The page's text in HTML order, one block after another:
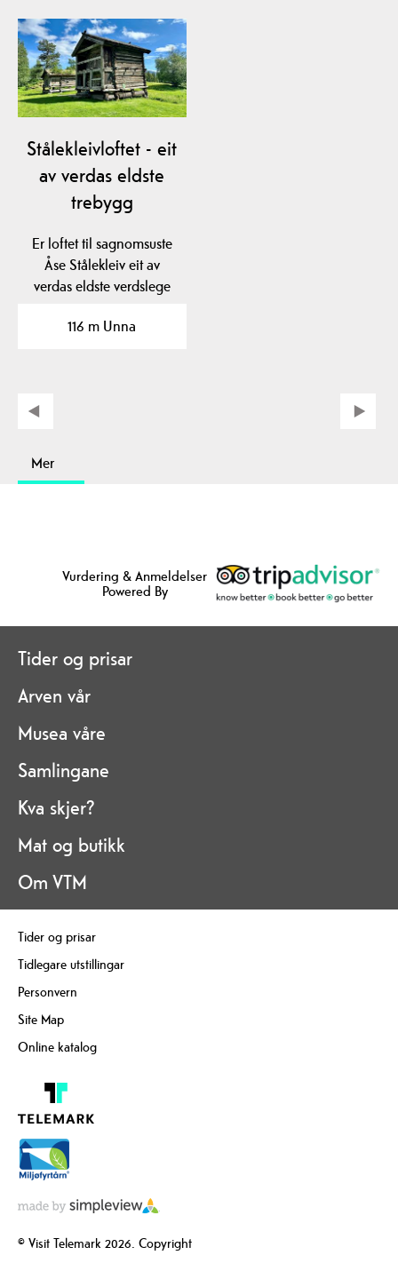
Stålekleivloftet - eit
av verdas eldste
trebygg
Er loftet til sagnomsuste
Åse Stålekleiv eit av
verdas eldste verdslege
116 m Unna
Mer
Vurdering & Anmeldelser
Powered By
Tider og prisar
Arven vår
Musea våre
Samlingane
Kva skjer?
Mat og butikk
Om VTM
Tider og prisar
Tidlegare utstillingar
Personvern
Site Map
Online katalog
© Visit Telemark 2026. Copyright